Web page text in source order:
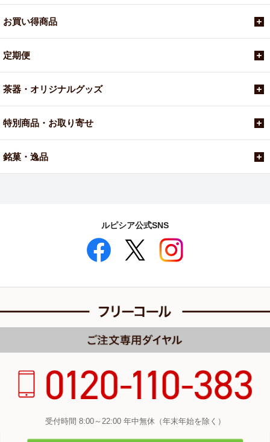
お買い得商品
定期便
茶器・オリジナルグッズ
特別商品・お取り寄せ
銘菓・逸品
ルピシア公式SNS
受付時間 8:00～22:00 年中無休（年末年始を除く）